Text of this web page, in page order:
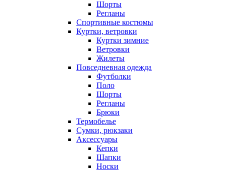
Шорты
Регланы
Спортивные костюмы
Куртки, ветровки
Куртки зимние
Ветровки
Жилеты
Повседневная одежда
Футболки
Поло
Шорты
Регланы
Брюки
Термобелье
Сумки, рюкзаки
Аксессуары
Кепки
Шапки
Носки